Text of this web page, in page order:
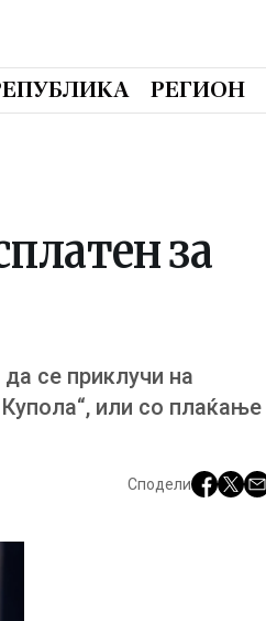
РЕГИОН
за
се приклучи на
или со плаќање
Сподели